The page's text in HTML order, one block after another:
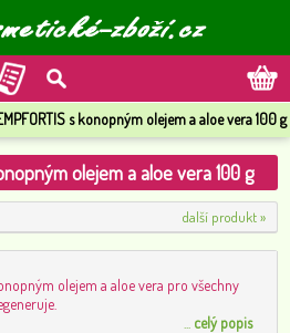
s konopným olejem a aloe vera 100 g
olejem a aloe vera 100 g
další produkt »
olejem a aloe vera pro všechny
celý popis